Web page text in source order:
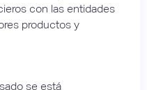
con las entidades
productos y
se está